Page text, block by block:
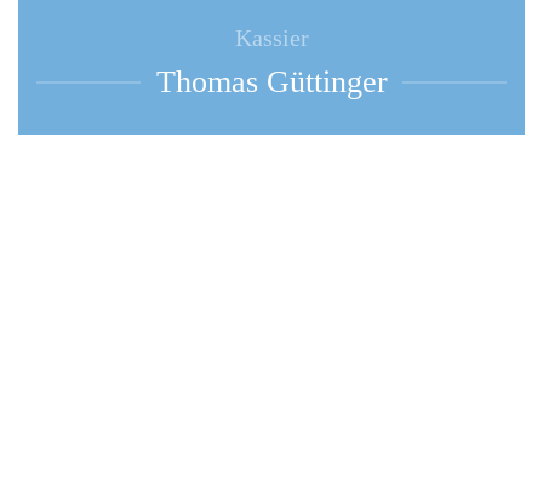
Kassier
Thomas Güttinger